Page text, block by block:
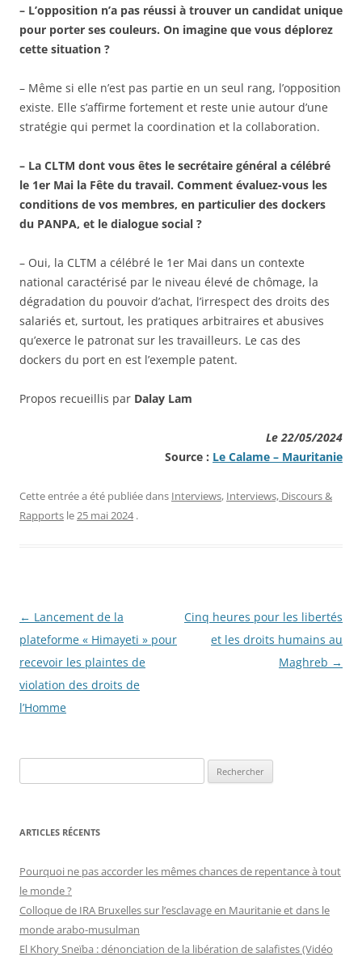
– L’opposition n’a pas réussi à trouver un candidat unique
pour porter ses couleurs. On imagine que vous déplorez
cette situation ?
– Même si elle n’est pas partie en un seul rang, l’opposition
existe. Elle s’affirme fortement et reste unie autour d’une
stratégie qui permet la coordination et la collaboration.
– La CLTM dont vous êtes le secrétaire général a célébré
le 1er Mai la Fête du travail. Comment évaluez-vous les
conditions de vos membres, en particulier des dockers
du PANPA, et le dialogue social ?
– Oui, la CLTM a célébré le 1er Mai dans un contexte
national caractérisé par le niveau élevé de chômage, la
dégradation du pouvoir d’achat, l’irrespect des droits des
salariés et, surtout, les pratiques arbitraires et abusives
qu’exerce le patronat sur les travailleurs. Le cas des
dockers du port en est l’exemple patent.
Propos recueillis par Dalay Lam
Le 22/05/2024
Source : Le Calame – Mauritanie
Cette entrée a été publiée dans Interviews, Interviews, Discours &
Rapports le25 mai 2024 .
Navigation
des
articles
← Lancement de la
plateforme « Himayeti » pour
recevoir les plaintes de
violation des droits de
l’Homme
Cinq heures pour les libertés
et les droits humains au
Maghreb →
e
h
r
c
h
r
ARTICLES RÉCENTS
Pourquoi ne pas accorder les mêmes chances de repentance à tout
le monde ?
Colloque de IRA Bruxelles sur l’esclavage en Mauritanie et dans le
monde arabo-musulman
El Khory Sneïba : dénonciation de la libération de salafistes (Vidéo